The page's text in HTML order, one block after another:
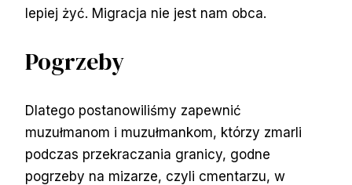
lepiej żyć. Migracja nie jest nam obca.
Pogrzeby
Dlatego postanowiliśmy zapewnić
muzułmanom i muzułmankom, którzy zmarli
podczas przekraczania granicy, godne
pogrzeby na mizarze, czyli cmentarzu, w